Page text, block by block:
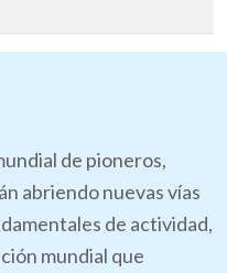
de pioneros,
abriendo nuevas vías
de actividad,
mundial que